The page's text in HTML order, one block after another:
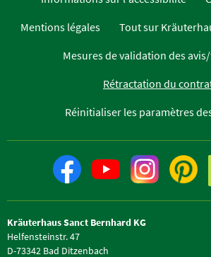
Mentions légales
Tout sur
Mesures de validation des
Rétractation du
Réinitialiser les paramètres
Kräuterhaus Sanct Bernhard KG
Helfensteinstr. 47
D-73342 Bad Ditzenbach